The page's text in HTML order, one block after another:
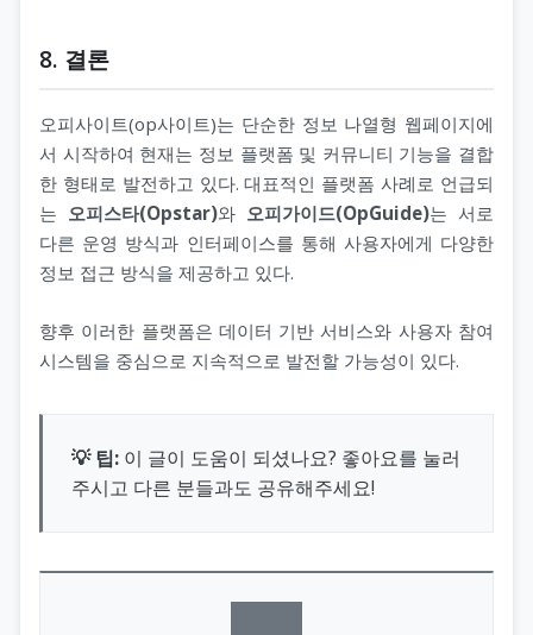
8. 결론
오피사이트(op사이트)는 단순한 정보 나열형 웹페이지에
서 시작하여 현재는 정보 플랫폼 및 커뮤니티 기능을 결합
한 형태로 발전하고 있다. 대표적인 플랫폼 사례로 언급되
는 오피스타(Opstar)와 오피가이드(OpGuide)는 서로
다른 운영 방식과 인터페이스를 통해 사용자에게 다양한
정보 접근 방식을 제공하고 있다.
향후 이러한 플랫폼은 데이터 기반 서비스와 사용자 참여
시스템을 중심으로 지속적으로 발전할 가능성이 있다.
💡 팁: 이 글이 도움이 되셨나요? 좋아요를 눌러
주시고 다른 분들과도 공유해주세요!